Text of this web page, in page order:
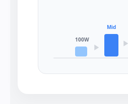
100W
▶
Mid
▶